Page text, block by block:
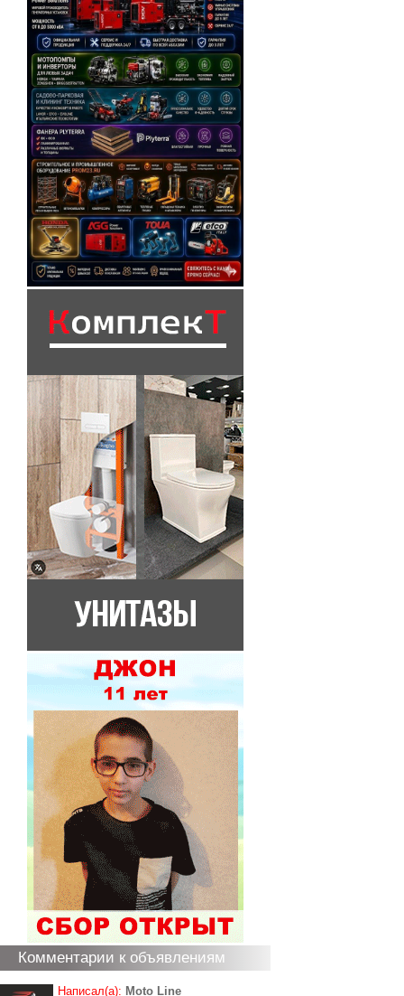
Комментарии к объявлениям
Написал(а): Moto Line